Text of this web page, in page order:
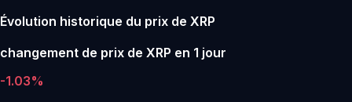
Évolution historique du prix de XRP
changement de prix de XRP en 1 jour
-1.03%